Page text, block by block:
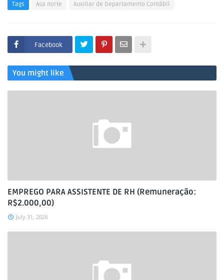
Tags Asa norte Auxiliar de Departamento Contábil
Facebook
You might like
EMPREGO PARA ASSISTENTE DE RH (Remuneração:
R$2.000,00)
July 31, 2026